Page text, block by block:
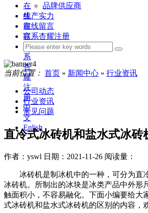
在
线
留
言
联
系
杏
耀
注
册
中
文
Enlish
品牌供应商
生产实力
在线留言
联系杏耀注册
当前位置： 首页 » 新闻中心 » 行业资讯
公司动态
行业资讯
常见问题
直冷式冰砖机和盐水式冰砖
作者：yswl 日期：2021-11-26 阅读量：
冰砖机是制冰机中的一种，可分为直
冰砖机。所制出的冰块是冰类产品中外形
触面积小，不容易融化。下面小编要给大
式冰砖机和盐水式冰砖机的区别的内容，